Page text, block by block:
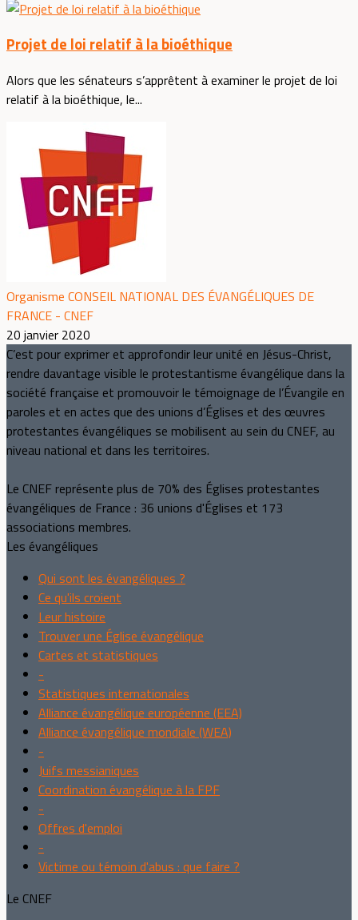
Projet de loi relatif à la bioéthique
Alors que les sénateurs s’apprêtent à examiner le projet de loi
relatif à la bioéthique, le...
Organisme CONSEIL NATIONAL DES ÉVANGÉLIQUES DE
FRANCE - CNEF
20 janvier 2020
C’est pour exprimer et approfondir leur unité en Jésus-Christ,
rendre davantage visible le protestantisme évangélique dans la
société française et promouvoir le témoignage de l’Évangile en
paroles et en actes que des unions d’Églises et des œuvres
protestantes évangéliques se mobilisent au sein du CNEF, au
niveau national et dans les territoires.
Le CNEF représente plus de 70% des Églises protestantes
évangéliques de France : 36 unions d'Églises et 173
associations membres.
Les évangéliques
Qui sont les évangéliques ?
Ce qu'ils croient
Leur histoire
Trouver une Église évangélique
Cartes et statistiques
-
Statistiques internationales
Alliance évangélique européenne (EEA)
Alliance évangélique mondiale (WEA)
-
Juifs messianiques
Coordination évangélique à la FPF
-
Offres d'emploi
-
Victime ou témoin d'abus : que faire ?
Le CNEF